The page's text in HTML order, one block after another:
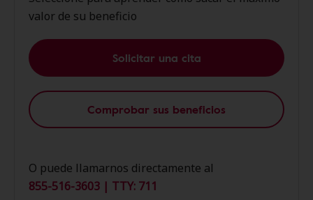
valor de su beneficio
Solicitar una cita
Comprobar sus beneficios
O puede llamarnos directamente al
855-516-3603 | TTY: 711